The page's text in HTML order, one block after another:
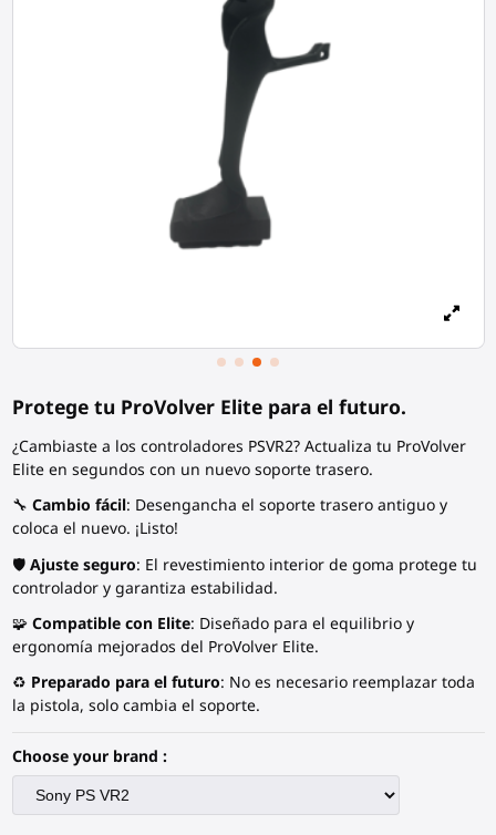
Protege tu ProVolver Elite para el futuro.
¿Cambiaste a los controladores PSVR2? Actualiza tu ProVolver
Elite en segundos con un nuevo soporte trasero.
🔧 Cambio fácil: Desengancha el soporte trasero antiguo y
coloca el nuevo. ¡Listo!
🛡 Ajuste seguro: El revestimiento interior de goma protege tu
controladory garantiza estabilidad.
🧩 Compatible con Elite: Diseñado para el equilibrio y
ergonomía mejorados del ProVolver Elite.
♻️ Preparado para el futuro: No es necesario reemplazar toda
la pistola, solo cambia el soporte.
Choose your brand :